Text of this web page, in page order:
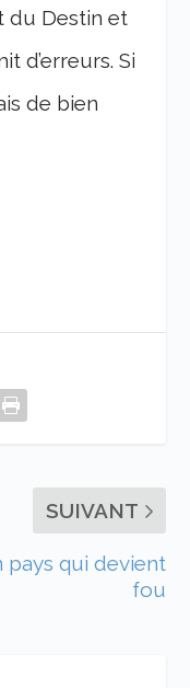
du Destin et
d’erreurs. Si
de bien
SUIVANT
pays qui devient
fou